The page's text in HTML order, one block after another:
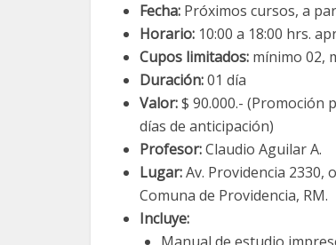
Fecha: Próximos cursos, a
Horario: 10:00 a 18:00 hrs.
Cupos limitados: mínimo 02,
Duración:01 día
Valor:$ 90.000.- (Promoción
días de anticipación)
Profesor:Claudio Aguilar A.
Lugar:Av. Providencia 2330,
Comuna de Providencia, RM.
Incluye: